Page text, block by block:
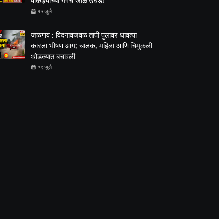
१५ जुलै
जळगाव : विदगावजवळ तापी पुलावर धावत्या
कारला भीषण आग; चालक, महिला आणि चिमुकली
थोडक्यात बचावली
०९ जुलै